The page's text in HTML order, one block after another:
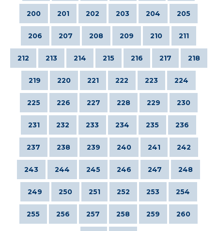
200 201 202 203 204 205
206 207 208 209 210 211
212 213 214 215 216 217 218
219 220 221 222 223 224
225 226 227 228 229 230
231 232 233 234 235 236
237 238 239 240 241 242
243 244 245 246 247 248
249 250 251 252 253 254
255 256 257 258 259 260